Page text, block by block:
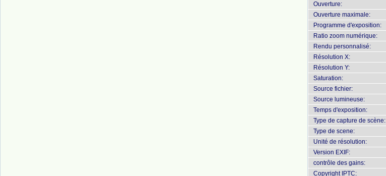
Ouverture:
Ouverture maximale:
Programme d'exposition:
Ratio zoom numérique:
Rendu personnalisé:
Résolution X:
Résolution Y:
Saturation:
Source fichier:
Source lumineuse:
Temps d'exposition:
Type de capture de scène:
Type de scene:
Unité de résolution:
Version EXIF:
contrôle des gains:
Copyright IPTC: